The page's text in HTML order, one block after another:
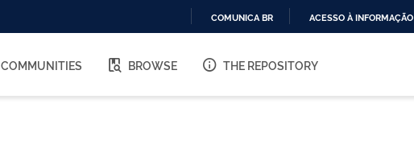
O
COMUNICA BR ACESSO À INFORMAÇÃO
COMMUNITIES BROWSE THE REPOSITORY